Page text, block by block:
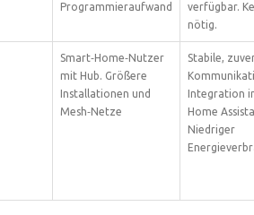
Programmieraufwand
verfügbar.
nötig.
Smart‑Home‑Nutzer
mit Hub. Größere
Installationen und
Mesh‑Netze
Stabile,
Integration
Home
Niedriger